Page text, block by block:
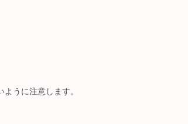
うに注意します。